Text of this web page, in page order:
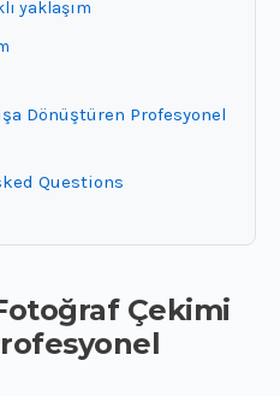
yaklaşım
Dönüştüren Profesyonel
Questions
Çekimi